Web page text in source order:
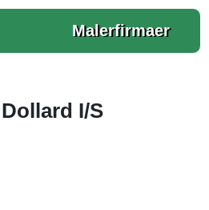
Malerfirmaer
I/S